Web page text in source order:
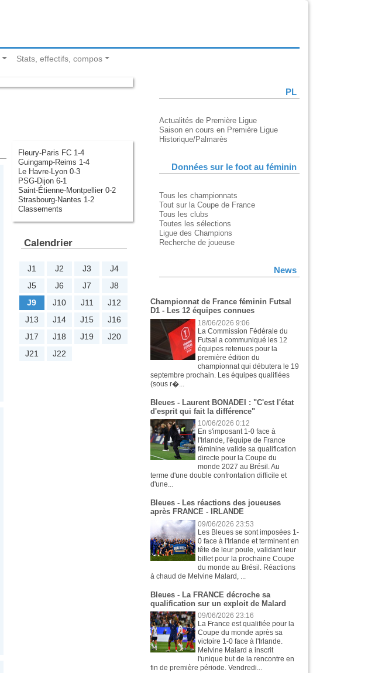
Stats, effectifs, compos
Fleury-Paris FC 1-4
Guingamp-Reims 1-4
Le Havre-Lyon 0-3
PSG-Dijon 6-1
Saint-Étienne-Montpellier 0-2
Strasbourg-Nantes 1-2
Classements
Calendrier
J1 J2 J3
J4
J5
J6 J7
J8
J9
J10 J11
J12
J13
J14 J15
J16
J17
J18 J19
J20
J21
J22
PL
Actualités de Première Ligue
Saison en cours en Première Ligue
Historique/Palmarès
Données sur le foot au féminin
Tous les championnats
Tout sur la Coupe de France
Tous les clubs
Toutes les sélections
Ligue des Champions
Recherche de joueuse
News
Championnat de France féminin Futsal
D1 - Les 12 équipes connues
18/06/2026 9:06
La Commission Fédérale du
Futsal a communiqué les 12
équipes retenues pour la
première édition du
championnat qui débutera le 19
septembre prochain. Les équipes qualifiées
(sous r�...
Bleues - Laurent BONADEI : "C'est l'état
d'esprit qui fait la différence"
10/06/2026 0:12
En s'imposant 1-0 face à
l'Irlande, l'équipe de France
féminine valide sa qualification
directe pour la Coupe du
monde 2027 au Brésil. Au
terme d'une double confrontation difficile et
d'une...
Bleues - Les réactions des joueuses
après FRANCE - IRLANDE
09/06/2026 23:53
Les Bleues se sont imposées 1-
0 face à l'Irlande et terminent en
tête de leur poule, validant leur
billet pour la prochaine Coupe
du monde au Brésil. Réactions
à chaud de Melvine Malard, ...
Bleues - La FRANCE décroche sa
qualification sur un exploit de Malard
09/06/2026 23:16
La France est qualifiée pour la
Coupe du monde après sa
victoire 1-0 face à l'Irlande.
Melvine Malard a inscrit
l'unique but de la rencontre en
fin de première période. Vendredi...